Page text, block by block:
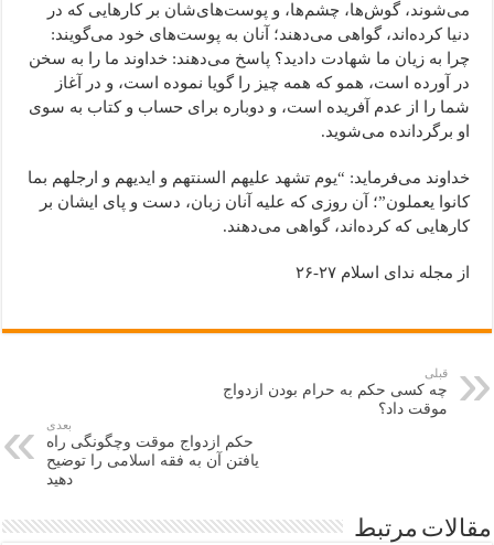
می‌شوند، گوش‌ها، چشم‌ها، و پوست‌های‌شان بر کارهایی که در
دنیا کرده‌اند،‌ گواهی می‌دهند؛ آنان به پوست‌های خود می‌گویند:
چرا به زیان ما شهادت دادید؟ پاسخ می‌دهند: خداوند ما را به سخن
در آورده است، همو که همه چیز را گویا نموده است، و در آغاز
شما را از عدم آفریده است، و دوباره برای حساب و کتاب به سوی
او برگردانده می‌شوید.
خداوند می‌فرماید: “یوم تشهد علیهم السنتهم و ایدیهم و ارجلهم بما
کانوا یعملون”؛ آن روزی که علیه آنان زبان، دست و پای ایشان بر
کارهایی که کرده‌اند، گواهی می‌دهند.
از مجله ندای اسلام ۲۷-۲۶
قبلی
چه کسی حکم به حرام بودن ازدواج
موقت داد؟
بعدی
حکم ازدواج موقت وچگونگی راه
یافتن آن به فقه اسلامی را توضیح
دهید‎
مقالات مرتبط